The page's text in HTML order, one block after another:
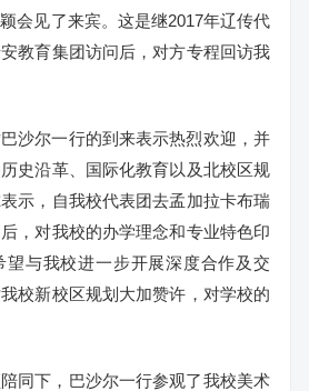
会见了来宾。这是继2017年辽传代
教育集团访问后，对方专程回访我
沙尔一行的到来表示热烈欢迎，并
史沿革、国际化教育以及北校区规
示，自我校代表团去孟加拉卡布瑞
，对我校的办学理念和专业特色印
望与我校进一步开展深度合作及交
校新校区规划大加赞许，对学校的
同下，巴沙尔一行参观了我校美术